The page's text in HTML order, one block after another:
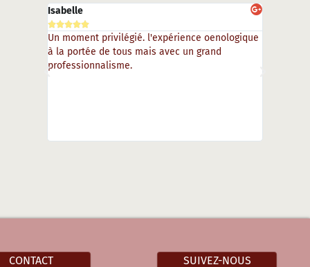
Isabelle

Un moment privilégié. l'expérience oenologique
à la portée de tous mais avec un grand
professionnalisme.
CONTACT SUIVEZ-NOUS​